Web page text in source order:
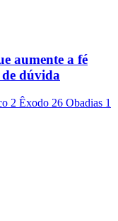
aumente a fé
de dúvida
2 Êxodo 26 Obadias 1